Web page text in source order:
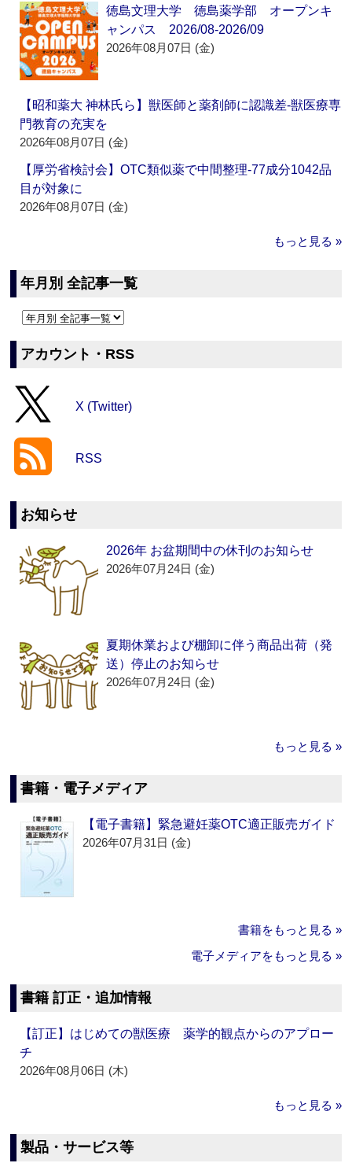
徳島文理大学 徳島薬学部 オープンキ
ャンパス 2026/08-2026/09
2026年08月07日 (金)
【昭和薬大 神林氏ら】獣医師と薬剤師に認識差‐獣医療専
門教育の充実を
2026年08月07日 (金)
【厚労省検討会】OTC類似薬で中間整理‐77成分1042品
目が対象に
2026年08月07日 (金)
もっと見る »
年月別 全記事一覧
アカウント・RSS
X (Twitter)
RSS
お知らせ
2026年 お盆期間中の休刊のお知らせ
2026年07月24日 (金)
夏期休業および棚卸に伴う商品出荷（発
送）停止のお知らせ
2026年07月24日 (金)
もっと見る »
書籍・電子メディア
【電子書籍】緊急避妊薬OTC適正販売ガイド
2026年07月31日 (金)
書籍をもっと見る »
電子メディアをもっと見る »
書籍 訂正・追加情報
【訂正】はじめての獣医療 薬学的観点からのアプロー
チ
2026年08月06日 (木)
もっと見る »
製品・サービス等